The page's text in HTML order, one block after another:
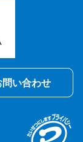
問い合わせ